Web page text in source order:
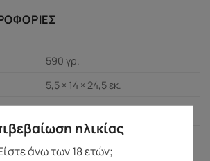
590 γρ.
5,5 × 14 × 24,5 εκ.
ηλικίας
άνω των 18 ετών;